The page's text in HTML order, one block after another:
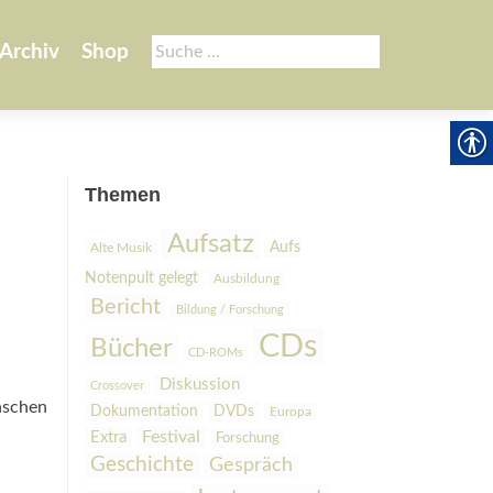
Suche
nach:
Archiv Shop
Themen
Alte Musik Aufsatz
Aufs
Notenpult gelegt
Ausbildung
Bericht Bildung / Forschung
Bücher CD-ROMs CDs
Crossover Diskussion
Dokumentation DVDs Europa
Extra Festival Forschung
Geschichte Gespräch